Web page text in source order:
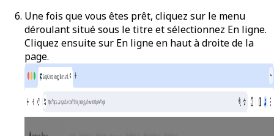
Une fois que vous êtes prêt, cliquez sur le menu
déroulant situé sous le titre et sélectionnez En ligne.
Cliquez ensuite sur En ligneen haut à droite de la
page.